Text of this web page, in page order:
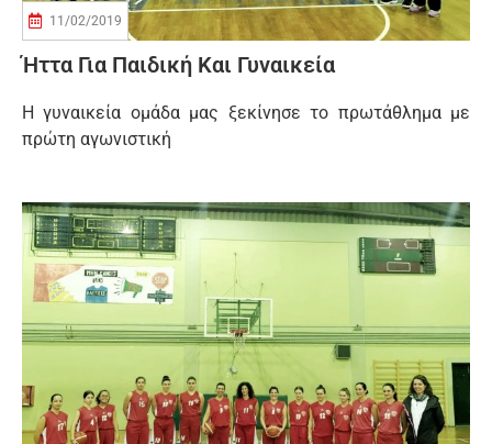
11/02/2019
Ήττα Για Παιδική Και Γυναικεία
Η γυναικεία ομάδα μας ξεκίνησε το πρωτάθλημα με
πρώτη αγωνιστική